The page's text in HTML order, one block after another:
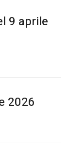
9 aprile
2026